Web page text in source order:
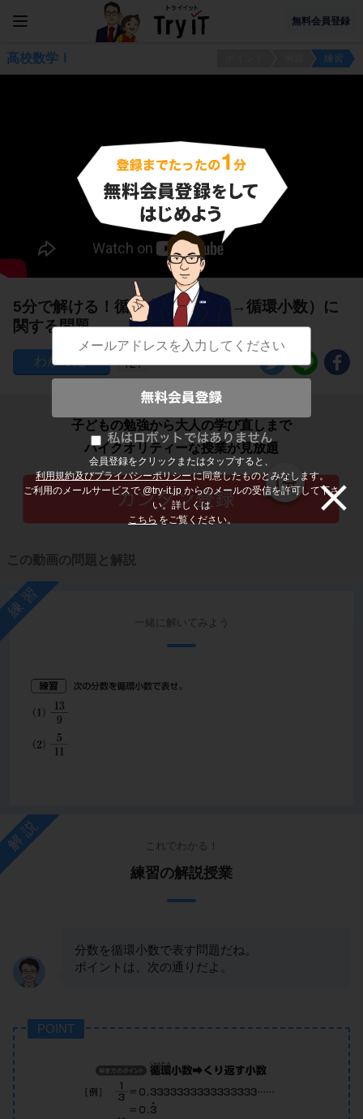
無料会員登録
会員登録をクリックまたはタップすると、
利用規約及びプライバシーポリシーに同意したものとみなします。
ご利用のメールサービスで @try-it.jp からのメールの受信を許可して下さ
い。詳しくは
こちら をご覧ください。
高校数学Ⅰ 練習
5分で解ける！循環小数1（分数→循環小数）に
関する問題
121
子どもの勉強から大人の学び直しまで
ハイクオリティーな授業が見放題
この動画の問題と解説
練習
一緒に解いてみよう
解説 これでわかる！
練習の解説授業
分数を循環小数で表す問題だね。
ポイントは、次の通りだよ。
POINT